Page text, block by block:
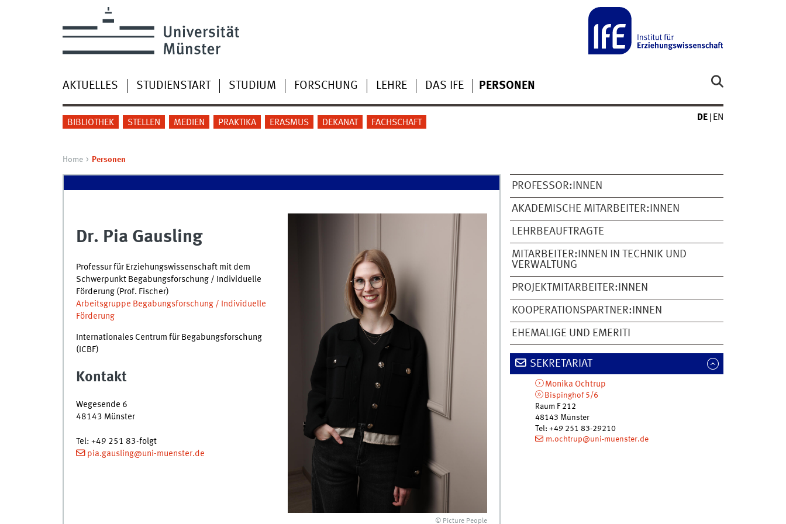
AKTUELLES STUDIENSTART STUDIUM FORSCHUNG LEHRE DAS IFE PERSONEN
BIBLIOTHEK STELLEN MEDIEN PRAKTIKA ERASMUS DEKANAT FACHSCHAFT
DE EN
Home Personen
PROFESSOR:INNEN
AKADEMISCHE MITARBEITER:INNEN
LEHRBEAUFTRAGTE
MITARBEITER:INNEN IN TECHNIK UND
VERWALTUNG
PROJEKTMITARBEITER:INNEN
KOOPERATIONSPARTNER:INNEN
EHEMALIGE UND EMERITI
© Picture People
Dr. Pia Gausling
Professur für Erziehungswissenschaft mit dem
Schwerpunkt Begabungsforschung / Individuelle
Förderung (Prof. Fischer)
Arbeitsgruppe Begabungsforschung / Individuelle
Förderung
Internationales Centrum für Begabungsforschung
(ICBF)
Kontakt
Wegesende 6
48143 Münster
Tel: +49 251 83-folgt
pia.gausling@uni-muenster.de
SEKRETARIAT
Monika Ochtrup
Bispinghof 5/6
Raum F 212
48143 Münster
Tel:+49 251 83-29210
m.ochtrup@uni-muenster.de